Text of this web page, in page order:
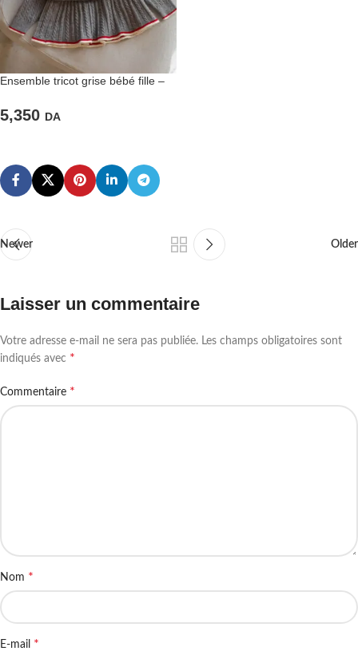
Ensemble tricot grise bébé fille –
5,350 DA
Newer Older
Laisser un commentaire
Votre adresse e-mail ne sera pas publiée. Les champs obligatoires sont
indiqués avec *
Commentaire *
Nom *
E-mail *